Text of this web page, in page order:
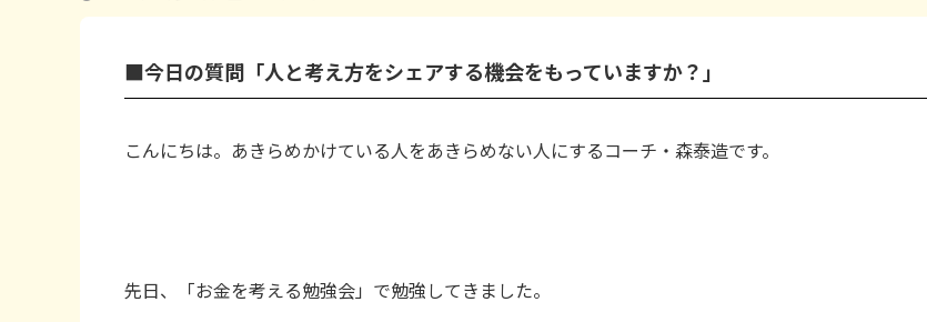
■今日の質問「人と考え方をシェアする機会をもっていますか？」
こんにちは。あきらめかけている人をあきらめない人にするコーチ・森泰造です。
先日、「お金を考える勉強会」で勉強してきました。